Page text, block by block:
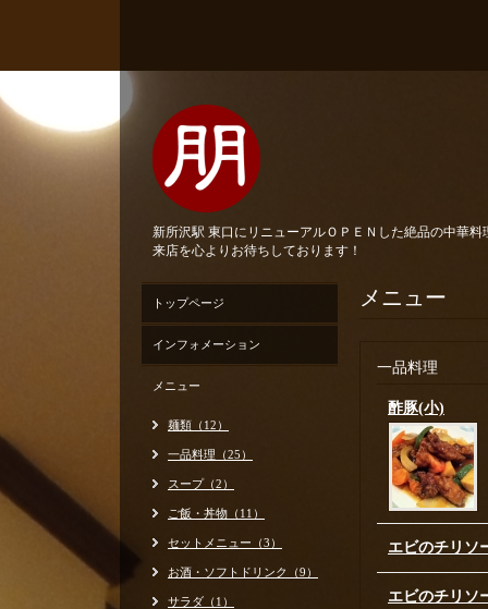
新所沢駅 東口にリニューアルＯＰＥＮした絶品の中華
来店を心よりお待ちしております！
メニュー
一品料理
酢豚(小)
エビのチリソ
エビのチリソ
トップページ
インフォメーション
メニュー
麺類（12）
一品料理（25）
スープ（2）
ご飯・丼物（11）
セットメニュー（3）
お酒・ソフトドリンク（9）
サラダ（1）